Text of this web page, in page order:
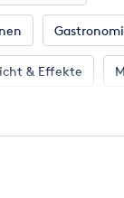
& Effekte